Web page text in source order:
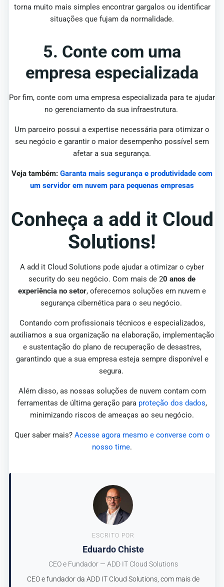
torna muito mais simples encontrar gargalos ou identificar
situações que fujam da normalidade.
5. Conte com uma
empresa especializada
Por fim, conte com uma empresa especializada para te ajudar
no gerenciamento da sua infraestrutura.
Um parceiro possui a expertise necessária para otimizar o
seu negócio e garantir o maior desempenho possível sem
afetar a sua segurança.
Veja também: Garanta mais segurança e produtividade com
um servidor em nuvem para pequenas empresas
Conheça a add it Cloud
Solutions!
A add it Cloud Solutions pode ajudar a otimizar o cyber
security do seu negócio. Com mais de 20 anos de
experiência no setor, oferecemos soluções em nuvem e
segurança cibernética para o seu negócio.
Contando com profissionais técnicos e especializados,
auxiliamos a sua organização na elaboração, implementação
e sustentação do plano de recuperação de desastres,
garantindo que a sua empresa esteja sempre disponível e
segura.
Além disso, as nossas soluções de nuvem contam com
ferramentas de última geração para proteção dos dados,
minimizando riscos de ameaças ao seu negócio.
Quer saber mais? Acesse agora mesmo e converse com o
nosso time.
ESCRITO POR
Eduardo Chiste
CEO e Fundador — ADD IT Cloud Solutions
CEO e fundador da ADD IT Cloud Solutions, com mais de